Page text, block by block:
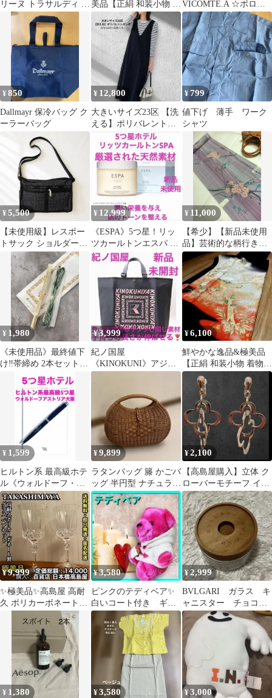
リーヌ トラサルディ メ
ンズソックス 2足セッ
美品【正絹 和装小物 着
物 振袖 留袖 和 訪問着
黒留袖】
VICOMTE.A ☆ポロシ
ャツ♪新品未使用品
¥850
Dallmayr 保冷バッグ ク
ーラーバッグ
¥ 12,800
大きいサイズ23区 【洗
える】ポリバレントポ
ンチ ジャンパースカー
¥799
値下げ 薄手 ワーク
シャツ
¥5,500
【未使用級】レスポー
トサック ショルダーバ
ッグ 黒 ドット柄 水玉
¥ 12,999
《ESPA》5つ星！リッ
ツカールトンエスパ リ
ラクシング ソルト スク
¥ 11,000
【希少】【新品未使用
品】芸術的な柄行き
浴衣 反物
¥ 1,980
《未使用品》最終値下
け‼️帯締め 2本セット
浴衣 着物 和装 組紐
¥3,999
紀ノ国屋
《KINOKUNI》アジャ
スタブルストラップ
¥6,100
鮮やかな逸品&極美品
【正絹 和装小物 着物
振袖 留袖 和装 訪問着
黒留袖】
¥ 1,599
ヒルトン系 最高級ホテ
ル《ウォルドーフ・ア
ストリア大阪》オリジ
ナルペン&メモ
¥9,899
ラタンバッグ 籐 かごバ
ッグ 半円型 ナチュラル
軽量 夏コーデ 高島
屋 美品
¥2,100
【高島屋購入】立体 ク
ローバーモチーフ イヤ
リング ゴールド 揺れる
¥9,999
✨極美品✨高島屋 高耐
久 ポリカーボネート製
グラス 2脚セット
¥3,580
ピンクのテディベア✨️
白いコート付き ギフ
ト❤️ぬいぐるみ プレ
ゼント お誕生日
¥2,999
BVLGARI ガラス キ
ャニスター チョコレ
ート
¥ 1,380 ¥3,580 ¥3,000